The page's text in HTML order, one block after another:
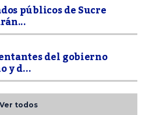
públicos de Sucre
del gobierno
y d...
Ver todos